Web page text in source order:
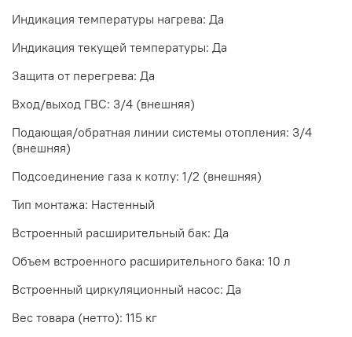
Индикация температуры нагрева: Да
Индикация текущей температуры: Да
Защита от перегрева: Да
Вход/выход ГВС: 3/4 (внешняя)
Подающая/обратная линии системы отопления: 3/4
(внешняя)
Подсоединение газа к котлу: 1/2 (внешняя)
Тип монтажа: Настенный
Встроенный расширительный бак: Да
Объем встроенного расширительного бака: 10 л
Встроенный циркуляционный насос: Да
Вес товара (нетто): 115 кг